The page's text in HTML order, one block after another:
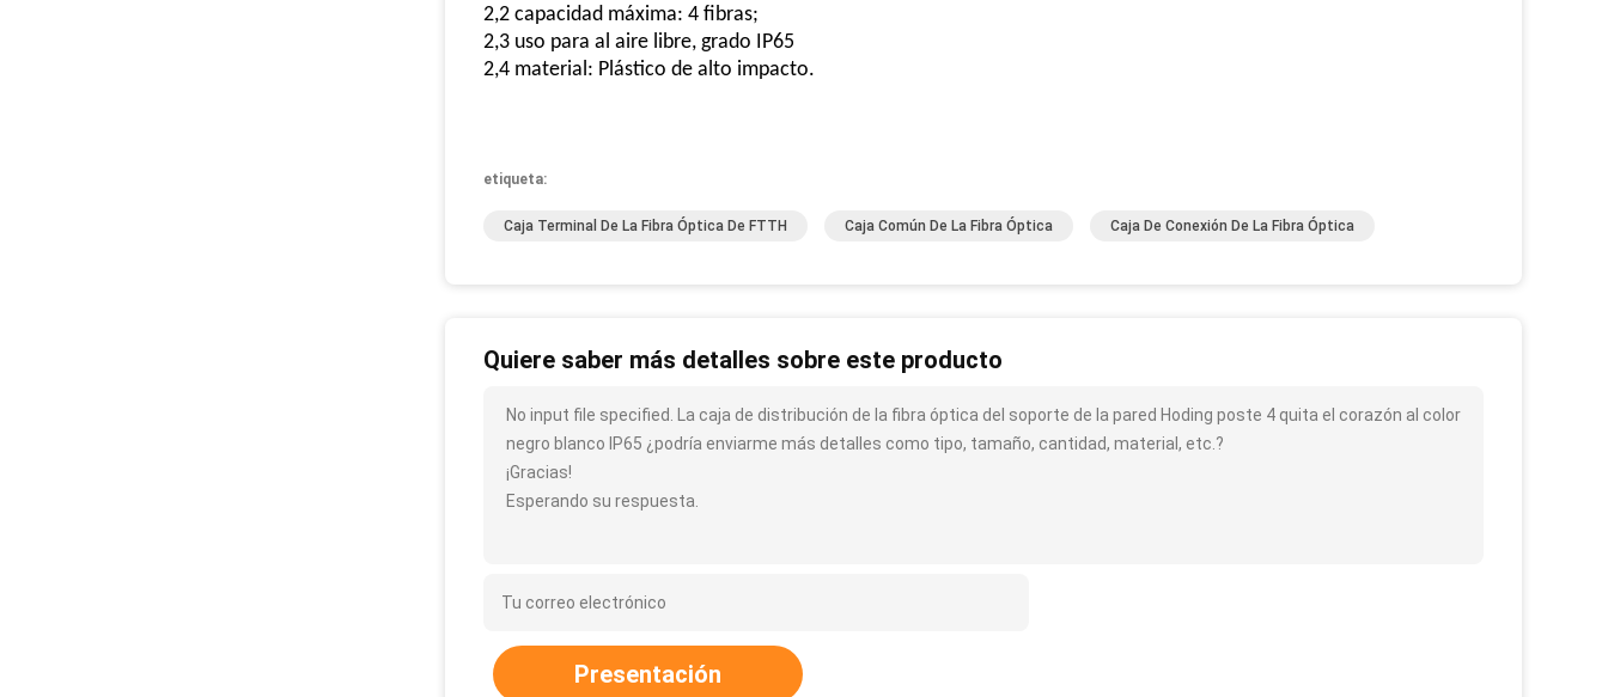
2,2 capacidad máxima: 4 fibras;
2,3 uso para al aire libre, grado IP65
2,4 material: Plástico de alto impacto.
etiqueta:
Caja Terminal De La Fibra Óptica De FTTH Caja Común De La Fibra Óptica Caja De Conexión De La Fibra Óptica
Quiere saber más detalles sobre este producto
No input file specified. La caja de distribución de la fibra óptica del soporte de la pared Hoding poste 4 quita el corazón al color
negro blanco IP65 ¿podría enviarme más detalles como tipo, tamaño, cantidad, material, etc.?
¡Gracias!
Esperando su respuesta.
Presentación